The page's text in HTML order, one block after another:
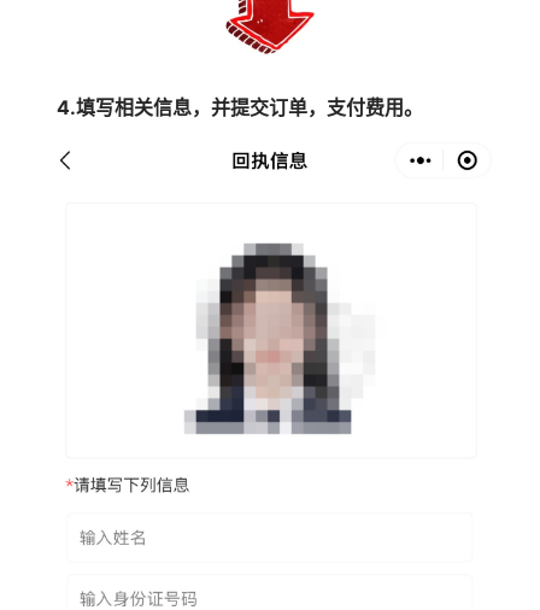
4.填写相关信息，并提交订单，支付费用。